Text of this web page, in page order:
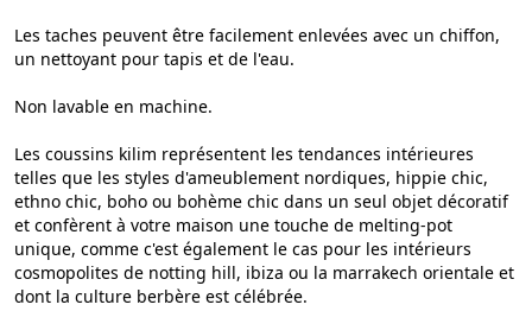
Les taches peuvent être facilement enlevées avec un chiffon,
un nettoyant pour tapis et de l'eau.
Non lavable en machine.
Les coussins kilim représentent les tendances intérieures
telles que les styles d'ameublement nordiques, hippie chic,
ethno chic, boho ou bohème chic dans un seul objet décoratif
et confèrent à votre maison une touche de melting-pot
unique, comme c'est également le cas pour les intérieurs
cosmopolites de notting hill, ibiza ou la marrakech orientale et
dont la culture berbère est célébrée.